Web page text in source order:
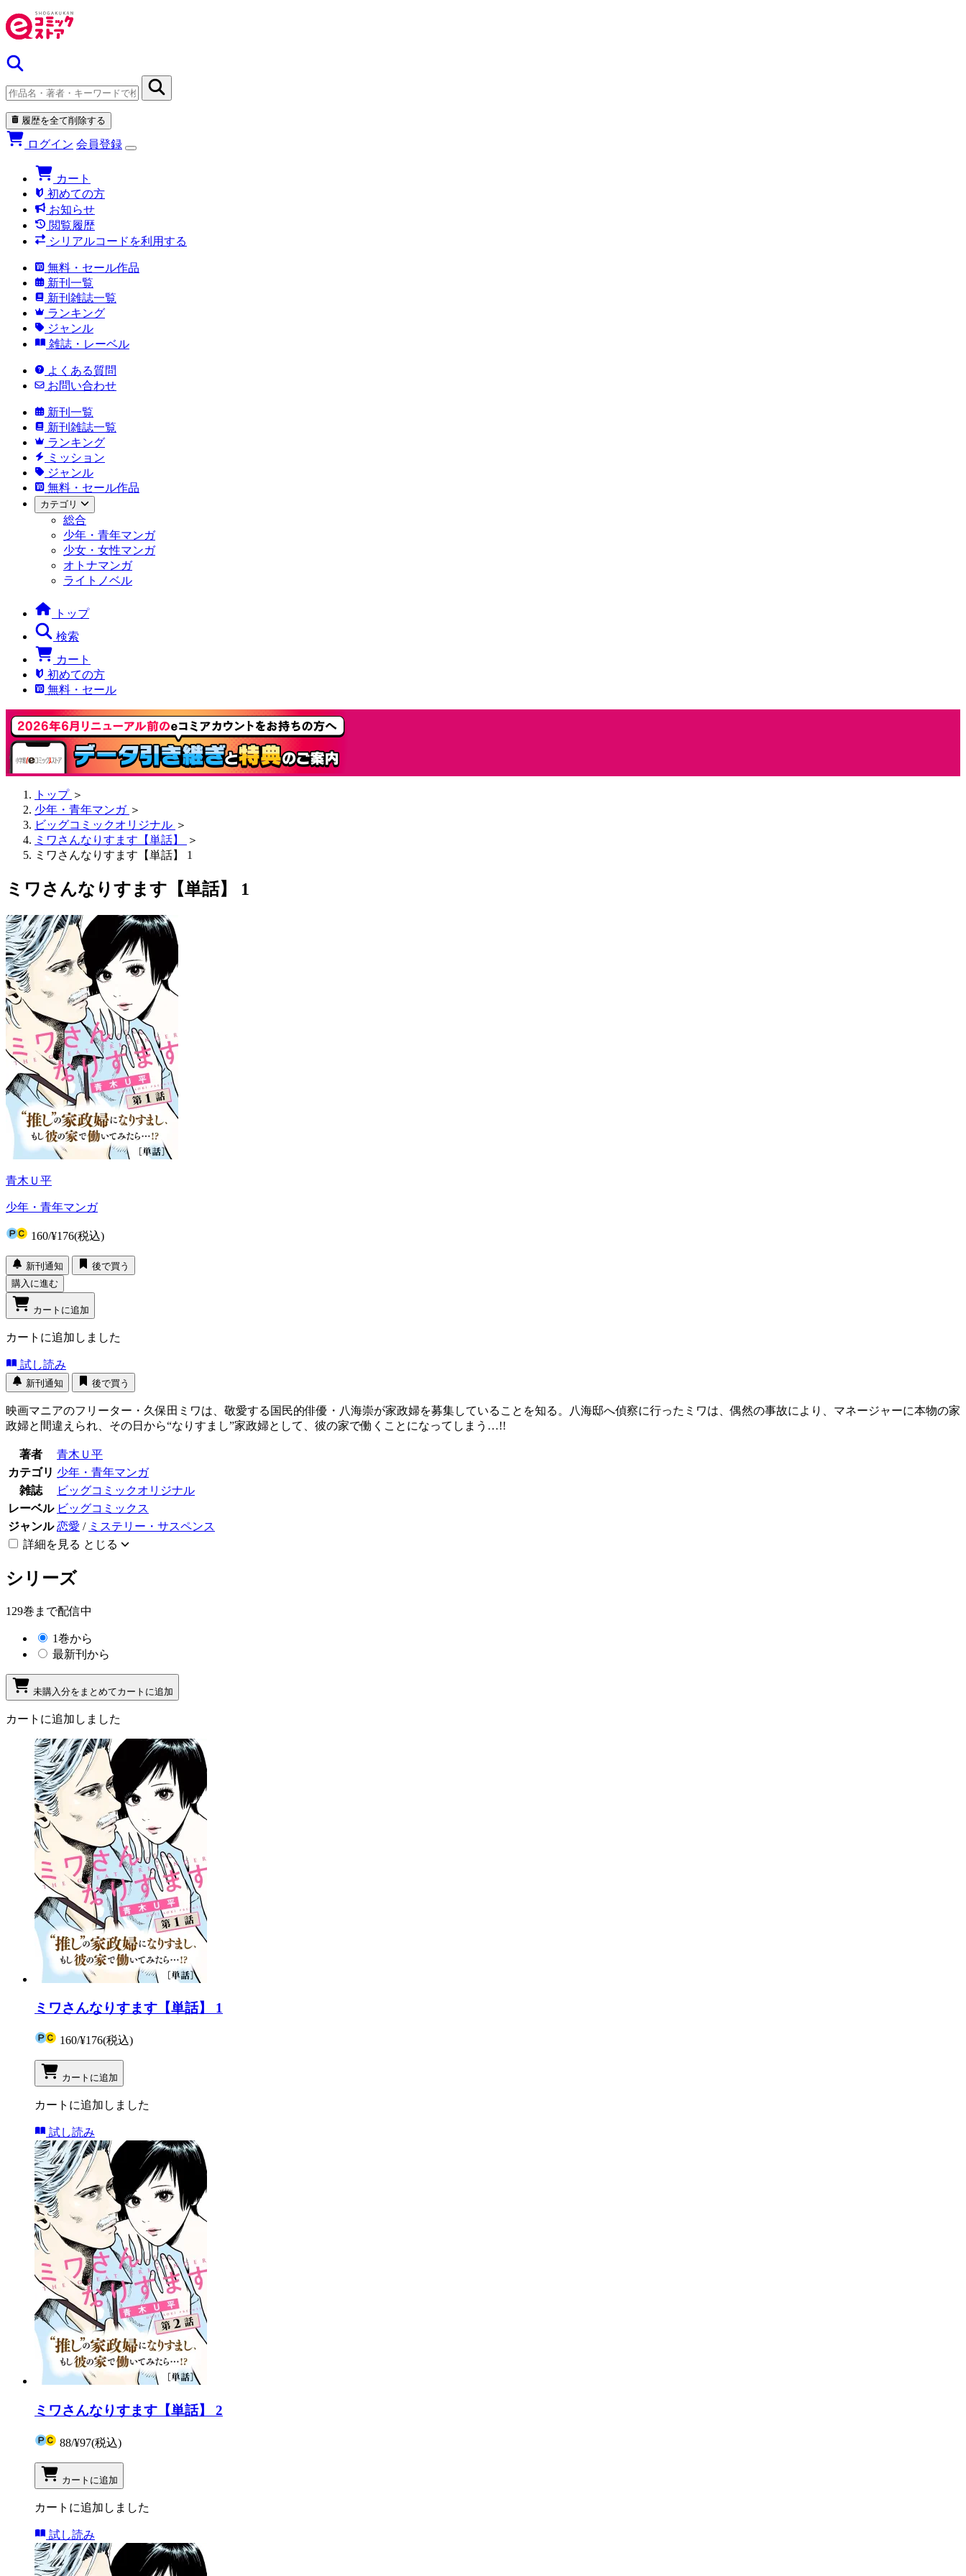
履歴を全て削除する
ログイン 会員登録
カート
初めての方
お知らせ
閲覧履歴
シリアルコードを利用する
無料・セール作品
新刊一覧
新刊雑誌一覧
ランキング
ジャンル
雑誌・レーベル
よくある質問
お問い合わせ
新刊一覧
新刊雑誌一覧
ランキング
ミッション
ジャンル
無料・セール作品
カテゴリ
総合
少年・青年マンガ
少女・女性マンガ
オトナマンガ
ライトノベル
トップ
検索
カート
初めての方
無料・セール
トップ ＞
少年・青年マンガ ＞
ビッグコミックオリジナル ＞
ミワさんなりすます【単話】
＞
ミワさんなりすます【単話】 1
ミワさんなりすます【単話】 1
青木Ｕ平
少年・青年マンガ
160/¥176(税込)
新刊通知
後で買う
購入に進む
カートに追加
カートに追加しました
試し読み
新刊通知 後で買う
映画マニアのフリーター・久保田ミワは、敬愛する国民的俳優・八海崇が家政婦を募集していることを知る。八海邸へ偵察に行ったミワは、偶然の事故により、マネージャーに本物の家
政婦と間違えられ、その日から“なりすまし”家政婦として、彼の家で働くことになってしまう…!!
著者
青木Ｕ平
カテゴリ 少年・青年マンガ
雑誌
ビッグコミックオリジナル
レーベル ビッグコミックス
ジャンル 恋愛 / ミステリー・サスペンス
詳細を見る とじる
シリーズ
129巻まで配信中
1巻から
最新刊から
未購入分をまとめてカートに追加
カートに追加しました
ミワさんなりすます【単話】 1
160/¥176(税込)
カートに追加
カートに追加しました
試し読み
ミワさんなりすます【単話】 2
88/¥97(税込)
カートに追加
カートに追加しました
試し読み